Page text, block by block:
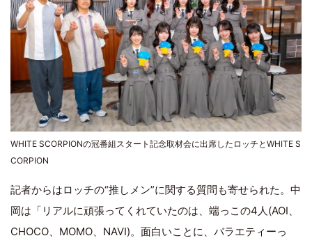
WHITE SCORPIONの冠番組スタート記念取材会に出席したロッチとWHITE S
CORPION
記者からはロッチの“推しメン”に関する質問も寄せられた。中
岡は「リアルに頑張ってくれていたのは、端っこの4人(AOI、
CHOCO、MOMO、NAVI)。面白いことに、バラエティーっ